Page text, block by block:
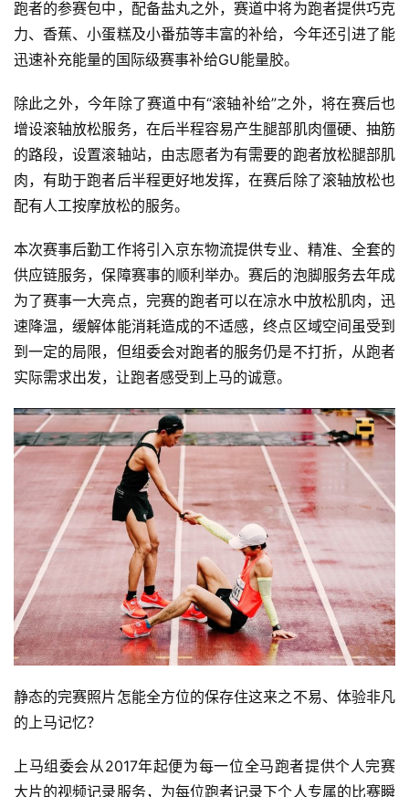
视
频
户
精
选
运
集
跑者的参赛包中，配备盐丸之外，赛道中将为跑者提供巧克
力、香蕉、小蛋糕及小番茄等丰富的补给，今年还引进了能
迅速补充能量的国际级赛事补给GU能量胶。
除此之外，今年除了赛道中有“滚轴补给”之外，将在赛后也
增设滚轴放松服务，在后半程容易产生腿部肌肉僵硬、抽筋
的路段，设置滚轴站，由志愿者为有需要的跑者放松腿部肌
肉，有助于跑者后半程更好地发挥，在赛后除了滚轴放松也
配有人工按摩放松的服务。
本次赛事后勤工作将引入京东物流提供专业、精准、全套的
供应链服务，保障赛事的顺利举办。赛后的泡脚服务去年成
为了赛事一大亮点，完赛的跑者可以在凉水中放松肌肉，迅
速降温，缓解体能消耗造成的不适感，终点区域空间虽受到
到一定的局限，但组委会对跑者的服务仍是不打折，从跑者
实际需求出发，让跑者感受到上马的诚意。
静态的完赛照片怎能全方位的保存住这来之不易、体验非凡
的上马记忆？
上马组委会从2017年起便为每一位全马跑者提供个人完赛
大片的视频记录服务，为每位跑者记录下个人专属的比赛瞬